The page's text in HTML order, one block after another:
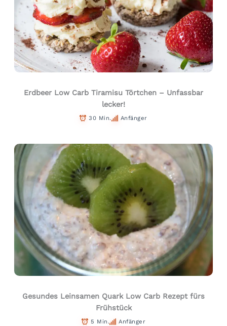
Erdbeer Low Carb Tiramisu Törtchen – Unfassbar
lecker!
30 Min. Anfänger
Gesundes Leinsamen Quark Low Carb Rezept fürs
Frühstück
5 Min. Anfänger